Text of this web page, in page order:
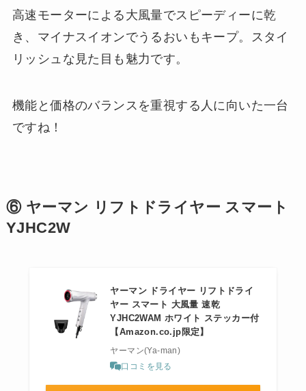
高速モーターによる大風量でスピーディーに乾
き、マイナスイオンでうるおいもキープ。スタイ
リッシュな見た目も魅力です。
機能と価格のバランスを重視する人に向いた一台
ですね！
⑥ ヤーマン リフトドライヤー スマート
YJHC2W
ヤーマン ドライヤー リフトドライ
ヤー スマート 大風量 速乾
YJHC2WAM ホワイト ステッカー付
【Amazon.co.jp限定】
ヤーマン(Ya-man)
口コミを見る